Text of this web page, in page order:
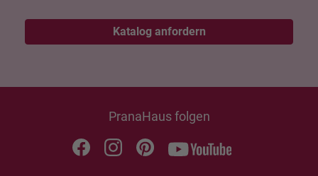
Katalog anfordern
PranaHaus folgen